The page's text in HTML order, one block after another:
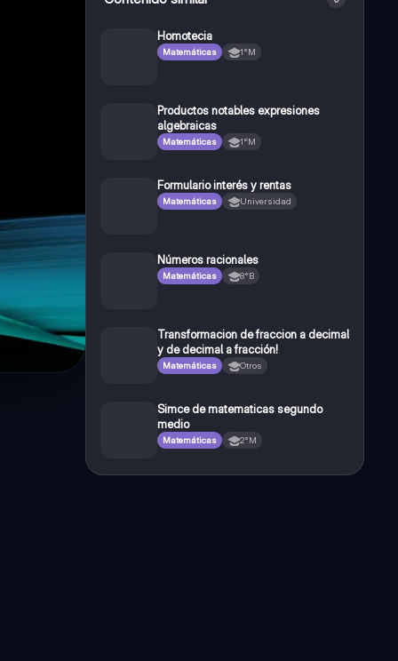
Homotecia
Matemáticas 1°M
Productos notables expresiones
algebraicas
Matemáticas 1°M
Formulario interés y rentas
Matemáticas Universidad
Números racionales
Matemáticas 8°B
Transformacion de fraccion a decimal
y de decimal a fracción!
Matemáticas Otros
Simce de matematicas segundo
medio
Matemáticas 2°M